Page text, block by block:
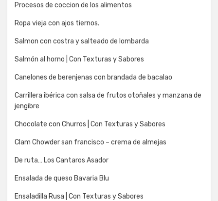
Procesos de coccion de los alimentos
Ropa vieja con ajos tiernos.
Salmon con costra y salteado de lombarda
Salmón al horno | Con Texturas y Sabores
Canelones de berenjenas con brandada de bacalao
Carrillera ibérica con salsa de frutos otoñales y manzana de
jengibre
Chocolate con Churros | Con Texturas y Sabores
Clam Chowder san francisco – crema de almejas
De ruta… Los Cantaros Asador
Ensalada de queso Bavaria Blu
Ensaladilla Rusa | Con Texturas y Sabores